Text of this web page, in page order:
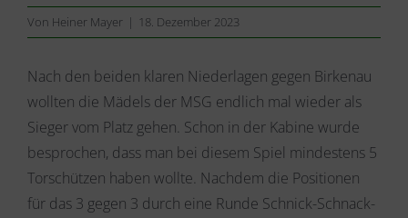
Von Heiner Mayer | 18. Dezember 2023
Nach den beiden klaren Niederlagen gegen Birkenau
wollten die Mädels der MSG endlich mal wieder als
Sieger vom Platz gehen. Schon in der Kabine wurde
besprochen, dass man bei diesem Spiel mindestens 5
Torschützen haben wollte. Nachdem die Positionen
für das 3 gegen 3 durch eine Runde Schnick-Schnack-